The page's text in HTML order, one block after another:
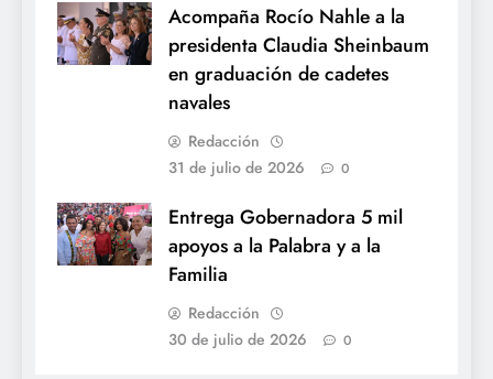
Acompaña Rocío Nahle a la
presidenta Claudia Sheinbaum
en graduación de cadetes
navales
Redacción
31 de julio de 2026
0
Entrega Gobernadora 5 mil
apoyos a la Palabra y a la
Familia
Redacción
30 de julio de 2026
0